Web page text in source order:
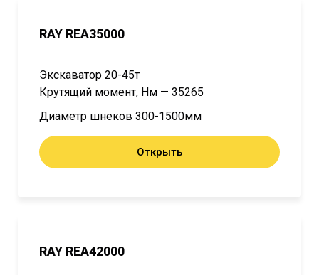
RAY REA35000
Экскаватор 20-45т
Крутящий момент, Нм — 35265
Диаметр шнеков 300-1500мм
Открыть
RAY REA42000